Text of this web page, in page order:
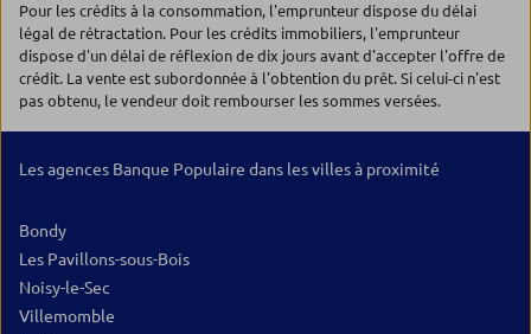
Pour les crédits à la consommation, l'emprunteur dispose du délai
légal de rétractation. Pour les crédits immobiliers, l'emprunteur
dispose d'un délai de réflexion de dix jours avant d'accepter l'offre de
crédit. La vente est subordonnée à l'obtention du prêt. Si celui-ci n'est
pas obtenu, le vendeur doit rembourser les sommes versées.
Les agences Banque Populaire dans les villes à proximité
Bondy
Les Pavillons-sous-Bois
Noisy-le-Sec
Villemomble